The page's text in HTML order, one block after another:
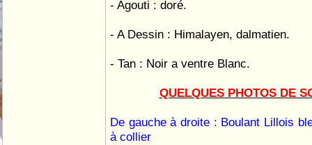
- Agouti : doré.
- A Dessin : Himalayen, dalmatien.
- Tan : Noir a ventre Blanc.
QUELQUES PHOTOS DE
De gauche à droite : Boulant Lillois
à collier